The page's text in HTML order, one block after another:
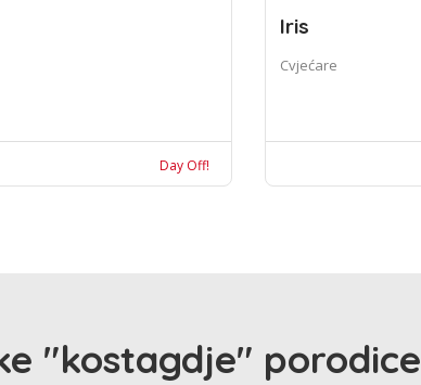
Day Off!
Iris
Cvjećare
"kostagdje" porodice